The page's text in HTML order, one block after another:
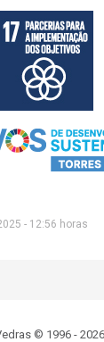
- 12:56 horas
© 1996 - 2026